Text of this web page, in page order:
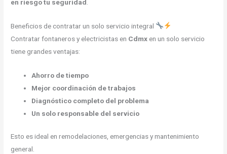
en riesgo tu seguridad
Beneficios de contratar un solo servicio integral
Contratar fontaneros y electricistas en Cdmx en un solo servicio
tiene grandes ventajas:
Ahorro de tiempo
Mejor coordinación de trabajos
Diagnóstico completo del problema
Un solo responsable del servicio
Esto es ideal en remodelaciones, emergencias y mantenimiento
general.